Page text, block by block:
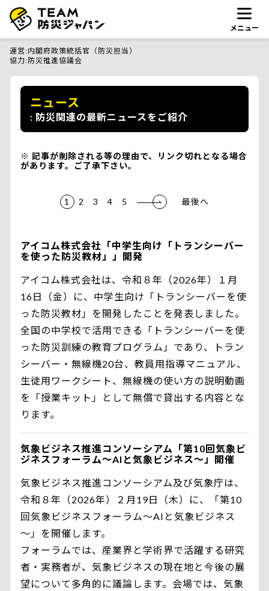
メニュー
運営 内閣府政策統括官（防災担当）
協力 防災推進協議会
ニュース
防災関連の最新ニュースをご紹介
記事が削除される等の理由で、リンク切れとなる場合
があります。ご了承下さい。
1 2 3 4 5 最後へ
アイコム株式会社「中学生向け「トランシーバー
を使った防災教材」」開発
アイコム株式会社は、令和８年（2026年）１月
16日（金）に、中学生向け「トランシーバーを使
った防災教材」を開発したことを発表しました。
全国の中学校で活用できる「トランシーバーを使
った防災訓練の教育プログラム」であり、トラン
シーバー・無線機20台、教員用指導マニュアル、
生徒用ワークシート、無線機の使い方の説明動画
を「授業キット」として無償で貸出する内容とな
ります。
気象ビジネス推進コンソーシアム「第10回気象ビ
ジネスフォーラム～AIと気象ビジネス～」開催
気象ビジネス推進コンソーシアム及び気象庁は、
令和８年（2026年）２月19日（木）に、「第10
回気象ビジネスフォーラム～AIと気象ビジネス
～」を開催します。
フォーラムでは、産業界と学術界で活躍する研究
者・実務者が、気象ビジネスの現在地と今後の展
望について多角的に議論します。会場では、気象